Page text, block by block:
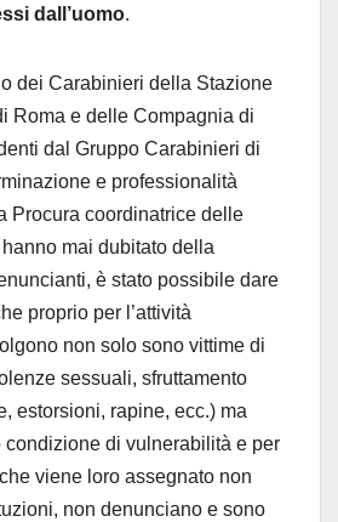
dall’uomo.
dei Carabinieri della Stazione
Roma e delle Compagnia di
dal Gruppo Carabinieri di
e professionalità
Procura coordinatrice delle
mai dubitato della
è stato possibile dare
proprio per l’attività
non solo sono vittime di
sessuali, sfruttamento
estorsioni, rapine, ecc.) ma
condizione di vulnerabilità e per
che viene loro assegnato non
non denunciano e sono